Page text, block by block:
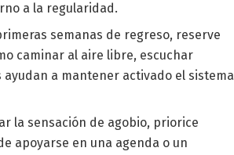
a la regularidad.
semanas de regreso, reserve
caminar al aire libre, escuchar
a mantener activado el sistema
la sensación de agobio, priorice
apoyarse en una agenda o un